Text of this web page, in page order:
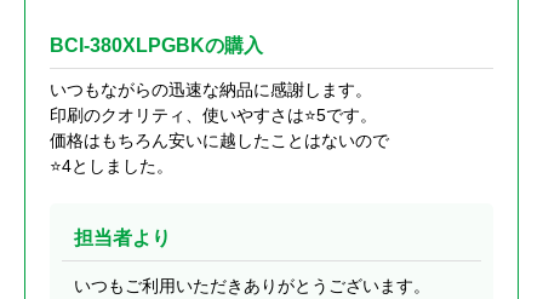
BCI-380XLPGBKの購入
いつもながらの迅速な納品に感謝します。
印刷のクオリティ、使いやすさは⭐️5です。
価格はもちろん安いに越したことはないので
⭐️4としました。
担当者より
いつもご利用いただきありがとうございます。